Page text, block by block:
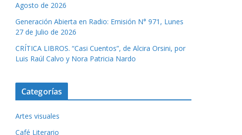
Agosto de 2026
Generación Abierta en Radio: Emisión N° 971, Lunes
27 de Julio de 2026
CRÍTICA LIBROS. “Casi Cuentos”, de Alcira Orsini, por
Luis Raúl Calvo y Nora Patricia Nardo
Categorías
Artes visuales
Café Literario